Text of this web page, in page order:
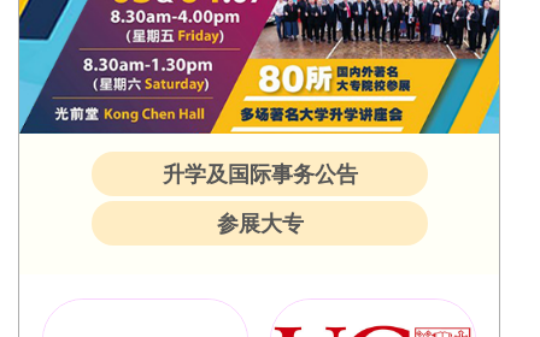
升学及国际事务公告
参展大专